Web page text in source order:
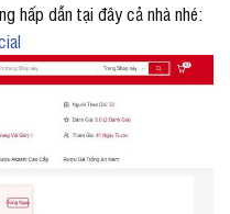
hấp dẫn tại đây cả nhà nhé: